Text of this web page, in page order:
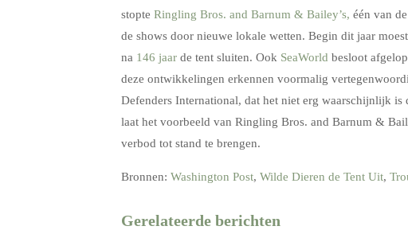
stopte Ringling Bros. and Barnum & Bailey’s, één van
de shows door nieuwe lokale wetten. Begin dit jaar
na 146 jaar de tent sluiten. Ook SeaWorld besloot
deze ontwikkelingen erkennen voormalig
Defenders International, dat het niet erg waarschijnlijk
laat het voorbeeld van Ringling Bros. and Barnum &
verbod tot stand te brengen.
Bronnen: Washington Post, Wilde Dieren de Tent Uit,
Gerelateerde berichten